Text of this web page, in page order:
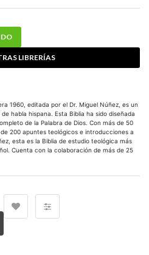
LIBRERÍAS
1960, editada por el Dr. Miguel Núñez, es un
habla hispana. Esta Biblia ha sido diseñada
de la Palabra de Dios. Con más de 50
200 apuntes teológicos e introducciones a
esta es la Biblia de estudio teológica más
Cuenta con la colaboración de más de 25